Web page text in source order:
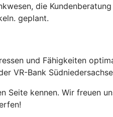
die
geplant.
und Fähigkeiten
VR-Bank
Seite kennen. Wir freuen